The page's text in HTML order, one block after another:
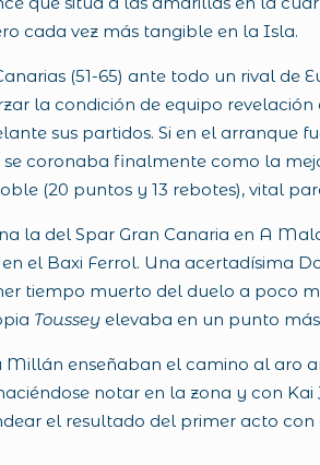
cada vez más tangible en la Isla.
(51-65) ante todo un rival
la condición de equipo
sus partidos. Si en el arranque
se coronaba finalmente como la
(20 puntos y 13 rebotes), vital
la del Spar Gran Canaria en A
el Baxi Ferrol. Una acertadísima
tiempo muerto del duelo a poco
Tousseyelevaba en un punto
Millán enseñaban el camino al aro
notar en la zona y con
el resultado del primer acto con